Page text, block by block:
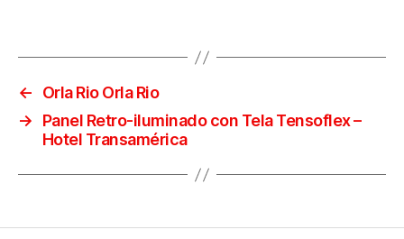
←
Orla Rio Orla Rio
→
Panel Retro-iluminado con Tela Tensoflex –
Hotel Transamérica